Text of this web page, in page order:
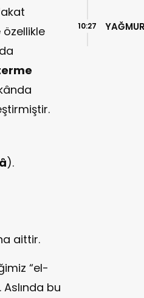
).
aittir.
“el-
Aslında bu
10:27